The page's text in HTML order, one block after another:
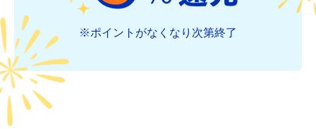
※ポイントがなくなり次第終了